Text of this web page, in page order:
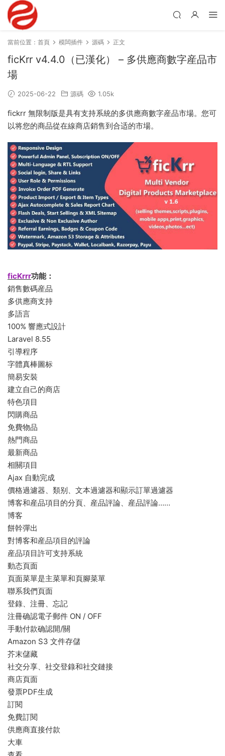
當前位置： 首頁 模闆插件 源碼 正文
ficKrr v4.4.0（已漢化） – 多供應商數字産品市
場
2025-06-22 源碼 1.05k
fickrr 無限制版是具有支持系統的多供應商數字産品市場。您可
以将您的商品從在線商店銷售到合适的市場。
ficKrrr功能：
銷售數碼産品
多供應商支持
多語言
100% 響應式設計
Laravel 8.55
引導程序
字體真棒圖标
簡易安裝
建立自己的商店
特色項目
閃購商品
免費物品
熱門商品
最新商品
相關項目
Ajax 自動完成
價格過濾器、類别、文本過濾器和顯示訂單過濾器
博客和産品項目的分頁、産品評論、産品評論……
博客
餅幹彈出
對博客和産品項目的評論
産品項目許可支持系統
動态頁面
頁面菜單是主菜單和頁腳菜單
聯系我們頁面
登錄、注冊、忘記
注冊确認電子郵件 ON / OFF
手動付款确認開/關
Amazon S3 文件存儲
芥末儲藏
社交分享、社交登錄和社交鏈接
商店頁面
發票PDF生成
訂閱
免費訂閱
供應商直接付款
大車